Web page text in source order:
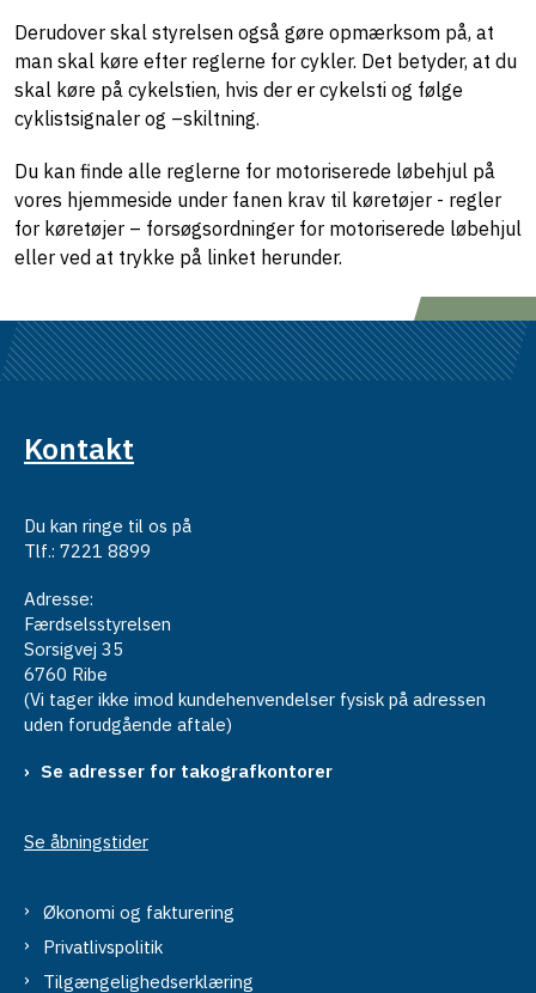
Derudover skal styrelsen også gøre opmærksom på, at
man skal køre efter reglerne for cykler. Det betyder, at du
skal køre på cykelstien, hvis der er cykelsti og følge
cyklistsignaler og –skiltning.
Du kan finde alle reglerne for motoriserede løbehjul på
vores hjemmeside under fanen krav til køretøjer - regler
for køretøjer – forsøgsordninger for motoriserede løbehjul
eller ved at trykke på linket herunder.
Kontakt
Du kan ringe til os på
Tlf.: 7221 8899
Adresse:
Færdselsstyrelsen
Sorsigvej 35
6760 Ribe
(Vi tager ikke imod kundehenvendelser fysisk på adressen
uden forudgående aftale)
Se adresser for takografkontorer
Se åbningstider
Økonomi og fakturering
Privatlivspolitik
Tilgængelighedserklæring